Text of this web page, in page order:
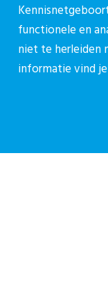
Contact
Contact
Mercatorlaan 1200,
functionele en
niet te herleiden
informatie vind